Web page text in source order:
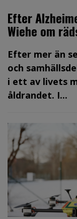
Efter
Wiehe om
Efter mer än
och
i ett av livets
åldrandet. I...